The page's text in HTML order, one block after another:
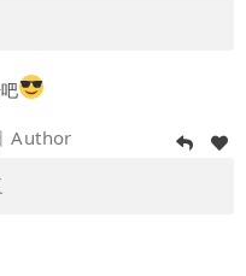
Author